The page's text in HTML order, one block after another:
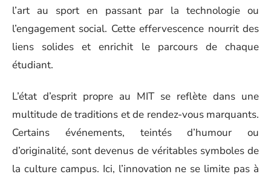
l’art au sport en passant par la technologie ou
l’engagement social. Cette effervescence nourrit des
liens solides et enrichit le parcours de chaque
étudiant.
L’état d’esprit propre au MIT se reflète dans une
multitude de traditions et de rendez-vous marquants.
Certains événements, teintés d’humour ou
d’originalité, sont devenus de véritables symboles de
la culture campus. Ici, l’innovation ne se limite pas à